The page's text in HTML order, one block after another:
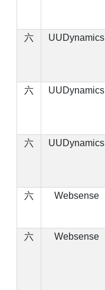
六 UUDynamics
六 UUDynamics
六 UUDynamics
六 Websense
六 Websense